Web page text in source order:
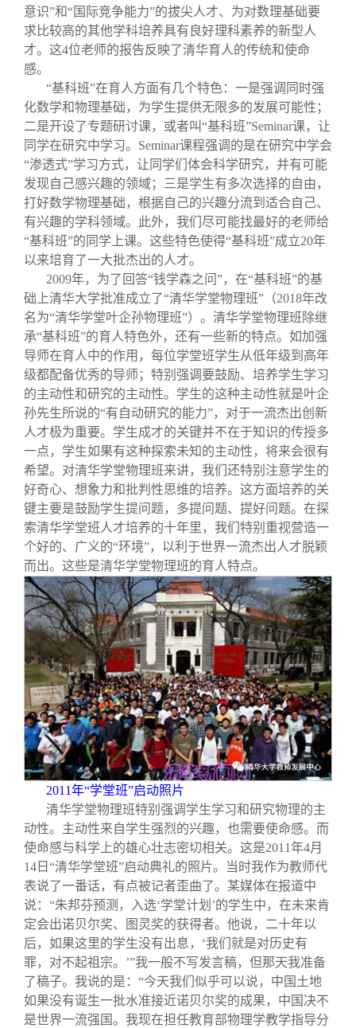
意识”和“国际竞争能力”的拔尖人才、为对数理基础要
求比较高的其他学科培养具有良好理科素养的新型人
才。这4位老师的报告反映了清华育人的传统和使命
感。
“基科班”在育人方面有几个特色：一是强调同时强
化数学和物理基础，为学生提供无限多的发展可能性；
二是开设了专题研讨课，或者叫“基科班”Seminar课，让
同学在研究中学习。Seminar课程强调的是在研究中学会
“渗透式”学习方式，让同学们体会科学研究，并有可能
发现自己感兴趣的领域；三是学生有多次选择的自由，
打好数学物理基础，根据自己的兴趣分流到适合自己、
有兴趣的学科领域。此外，我们尽可能找最好的老师给
“基科班”的同学上课。这些特色使得“基科班”成立20年
以来培育了一大批杰出的人才。
2009年，为了回答“钱学森之问”，在“基科班”的基
础上清华大学批准成立了“清华学堂物理班”（2018年改
名为“清华学堂叶企孙物理班”）。清华学堂物理班除继
承“基科班”的育人特色外，还有一些新的特点。如加强
导师在育人中的作用，每位学堂班学生从低年级到高年
级都配备优秀的导师；特别强调要鼓励、培养学生学习
的主动性和研究的主动性。学生的这种主动性就是叶企
孙先生所说的“有自动研究的能力”，对于一流杰出创新
人才极为重要。学生成才的关键并不在于知识的传授多
一点，学生如果有这种探索未知的主动性，将来会很有
希望。对清华学堂物理班来讲，我们还特别注意学生的
好奇心、想象力和批判性思维的培养。这方面培养的关
键主要是鼓励学生提问题，多提问题、提好问题。在探
索清华学堂班人才培养的十年里，我们特别重视营造一
个好的、广义的“环境”，以利于世界一流杰出人才脱颖
而出。这些是清华学堂物理班的育人特点。
2011年“学堂班”启动照片
清华学堂物理班特别强调学生学习和研究物理的主
动性。主动性来自学生强烈的兴趣，也需要使命感。而
使命感与科学上的雄心壮志密切相关。这是2011年4月
14日“清华学堂班”启动典礼的照片。当时我作为教师代
表说了一番话，有点被记者歪曲了。某媒体在报道中
说：“朱邦芬预测，入选‘学堂计划’的学生中，在未来肯
定会出诺贝尔奖、图灵奖的获得者。他说，二十年以
后，如果这里的学生没有出息，‘我们就是对历史有
罪，对不起祖宗。’”我一般不写发言稿，但那天我准备
了稿子。我说的是：“今天我们似乎可以说，中国土地
如果没有诞生一批水准接近诺贝尔奖的成果，中国决不
是世界一流强国。我现在担任教育部物理学教学指导分